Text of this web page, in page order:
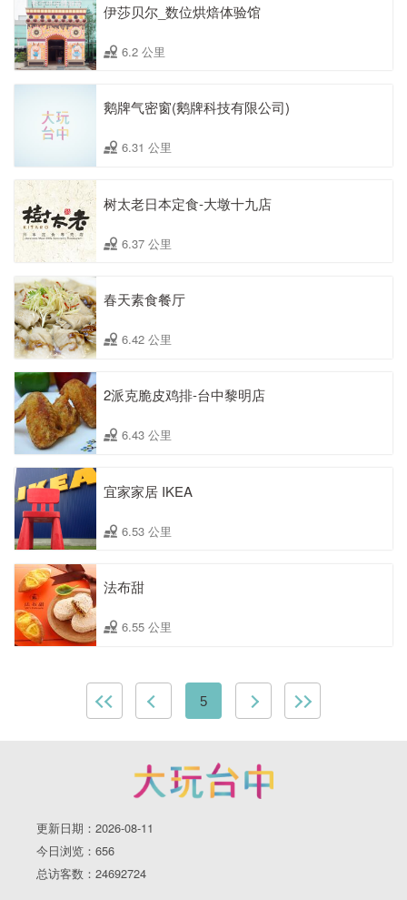
伊莎贝尔_数位烘焙体验馆
6.2 公里
鹅牌气密窗(鹅牌科技有限公司)
6.31 公里
树太老日本定食-大墩十九店
6.37 公里
春天素食餐厅
6.42 公里
2派克脆皮鸡排-台中黎明店
6.43 公里
宜家家居 IKEA
6.53 公里
法布甜
6.55 公里
5
更新日期：2026-08-11
今日浏览：656
总访客数：24692724